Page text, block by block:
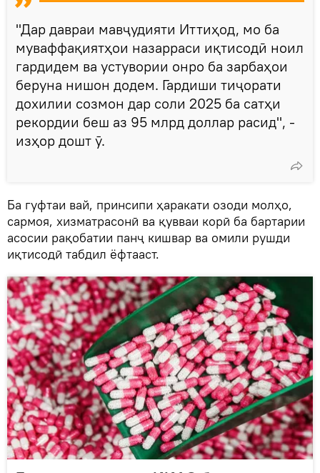
"Дар давраи мавҷудияти Иттиҳод, мо ба
муваффақиятҳои назарраси иқтисодӣ ноил
гардидем ва устувории онро ба зарбаҳои
беруна нишон додем. Гардиши тиҷорати
дохилии созмон дар соли 2025 ба сатҳи
рекордии беш аз 95 млрд доллар расид", -
изҳор дошт ӯ.
Ба гуфтаи вай, принсипи ҳаракати озоди молҳо,
сармоя, хизматрасонӣ ва қувваи корӣ ба бартарии
асосии рақобатии панҷ кишвар ва омили рушди
иқтисодӣ табдил ёфтааст.